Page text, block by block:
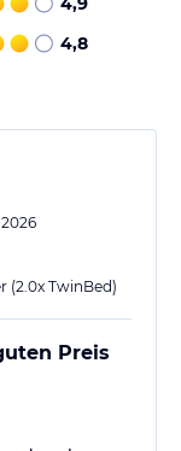
Menu
Alle Angaben
Bitte
4,8
(2.0x TwinBed)
Preis